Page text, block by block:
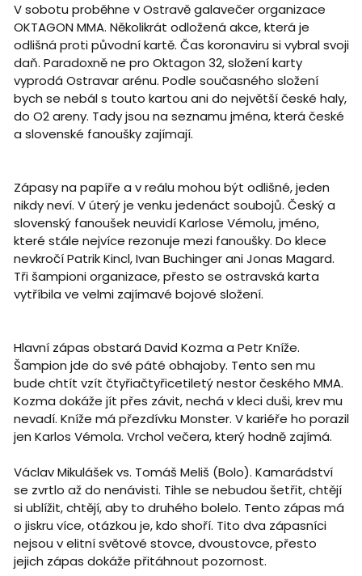
V sobotu proběhne v Ostravě galavečer organizace
OKTAGON MMA. Několikrát odložená akce, která je
odlišná proti původní kartě. Čas koronaviru si vybral svoji
daň. Paradoxně ne pro Oktagon 32, složení karty
vyprodá Ostravar arénu. Podle současného složení
bych se nebál s touto kartou ani do největší české haly,
do O2 areny. Tady jsou na seznamu jména, která české
a slovenské fanoušky zajímají.
Zápasy na papíře a v reálu mohou být odlišné, jeden
nikdy neví. V úterý je venku jedenáct soubojů. Český a
slovenský fanoušek neuvidí Karlose Vémolu, jméno,
které stále nejvíce rezonuje mezi fanoušky. Do klece
nevkročí Patrik Kincl, Ivan Buchinger ani Jonas Magard.
Tři šampioni organizace, přesto se ostravská karta
vytříbila ve velmi zajímavé bojové složení.
Hlavní zápas obstará David Kozma a Petr Kníže.
Šampion jde do své páté obhajoby. Tento sen mu
bude chtít vzít čtyřiačtyřicetiletý nestor českého MMA.
Kozma dokáže jít přes závit, nechá v kleci duši, krev mu
nevadí. Kníže má přezdívku Monster. V kariéře ho porazil
jen Karlos Vémola. Vrchol večera, který hodně zajímá.
Václav Mikulášek vs. Tomáš Meliš (Bolo). Kamarádství
se zvrtlo až do nenávisti. Tihle se nebudou šetřit, chtějí
si ublížit, chtějí, aby to druhého bolelo. Tento zápas má
o jiskru více, otázkou je, kdo shoří. Tito dva zápasníci
nejsou v elitní světové stovce, dvoustovce, přesto
jejich zápas dokáže přitáhnout pozornost.